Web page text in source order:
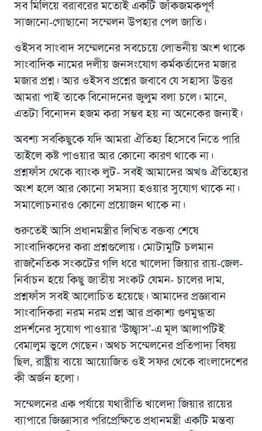
সব মিলিয়ে বরাবরের মতোই একটি জাঁকজমকপূর্ণ
সাজানো-গোছানো সম্মেলন উপহার পেল জাতি।
ওইসব সাংবাদ সম্মেলনের সবচেয়ে লোভনীয় অংশ থাকে
সাংবাদিক নামের দলীয় জনসংযোগ কর্মকর্তাদের মজার
মজার প্রশ্ন। আর ওইসব প্রশ্নের জবাবে যে সহাস্য উত্তর
আমরা পাই তাকে বিনোদনের জুলুম বলা চলে। মানে,
এতটা বিনোদন হজম করা সম্ভব হয় না অনেকের জন্যই।
অবশ্য সবকিছুকে যদি আমরা ঐতিহ্য হিসেবে নিতে পারি
তাইলে কষ্ট পাওয়ার আর কোনাে কারণ থাকে না।
প্রশ্নফাঁস থেকে ব্যাংক লুট- সবই আমাদের অখণ্ড ঐতিহ্যের
অংশ হলে আর কোনাে সমস্যা হওয়ার সুযোগ থাকে না।
সমালোচনারও কোনাে প্রয়োজন থাকে না।
শুরুতেই আসি প্রধানমন্ত্রীর লিখিত বক্তব্য শেষে
সাংবাদিকদের করা প্রশ্নগুলােয়। মোটামুটি চলমান
রাজনৈতিক সংকটের গলি ধরে খালেদা জিয়ার রায়-জেল-
নির্বাচন হয়ে কিছু জাতীয় সংকট যেমন- চালের দাম,
প্রশ্নফাঁস সবই আলোচিত হয়েছে। আমাদের প্রজ্ঞাবান
সাংবাদিকরা নরম নরম প্রশ্ন আর প্রকাশ্য গুণমুগ্ধতা
প্রদর্শনের সুযোগ পাওয়ার ‘উচ্ছ্বাস’-এ মূল আলাপটিই
বেমালুম ভুলে গেছেন। অথচ সম্মেলনের প্রতিপাদ্য বিষয়
ছিল, রাষ্ট্রীয় ব্যয়ে আয়োজিত ওই সফর থেকে বাংলাদেশের
কী অর্জন হলো।
সম্মেলনের এক পর্যায়ে যথারীতি খালেদা জিয়ার রায়ের
ব্যাপারে জিজ্ঞাসার পরিপ্রেক্ষিতে প্রধানমন্ত্রী একটি মন্তব্য